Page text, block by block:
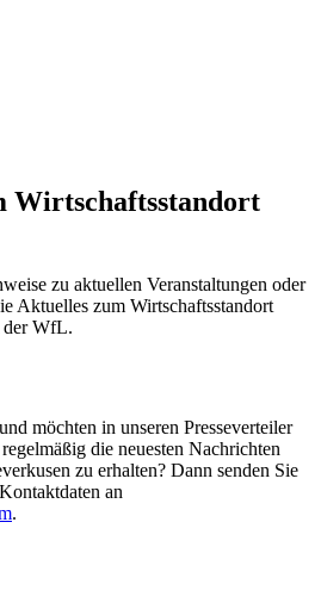
Wirtschaftsstandort
zu aktuellen Veranstaltungen oder
Aktuelles zum Wirtschaftsstandort
der WfL.
möchten in unseren Presseverteiler
die neuesten Nachrichten
zu erhalten? Dann senden Sie
an
.